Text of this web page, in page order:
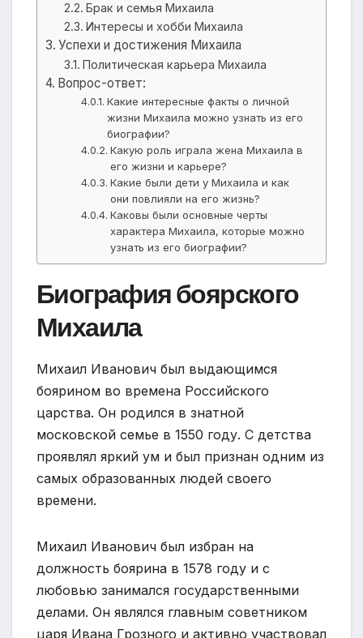
Брак и семья Михаила
Интересы и хобби Михаила
Успехи и достижения Михаила
Политическая карьера Михаила
Вопрос-ответ:
Какие интересные факты о личной
жизни Михаила можно узнать из его
биографии?
Какую роль играла жена Михаила в
его жизни и карьере?
Какие были дети у Михаила и как
они повлияли на его жизнь?
Каковы были основные черты
характера Михаила, которые можно
узнать из его биографии?
Биография боярского
Михаила
Михаил Иванович был выдающимся
боярином во времена Российского
царства. Он родился в знатной
московской семье в 1550 году. С детства
проявлял яркий ум и был признан одним из
самых образованных людей своего
времени.
Михаил Иванович был избран на
должность боярина в 1578 году и с
любовью занимался государственными
делами. Он являлся главным советником
царя Ивана Грозного и активно участвовал